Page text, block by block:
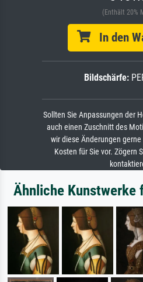
(Enthält 20%
In den
Bildschärfe:
Sollten Sie Anpassungen der
auch einen Zuschnitt des
wir diese Änderungen
Kosten für Sie vor. Zögern
Ähnliche Kunstwerke